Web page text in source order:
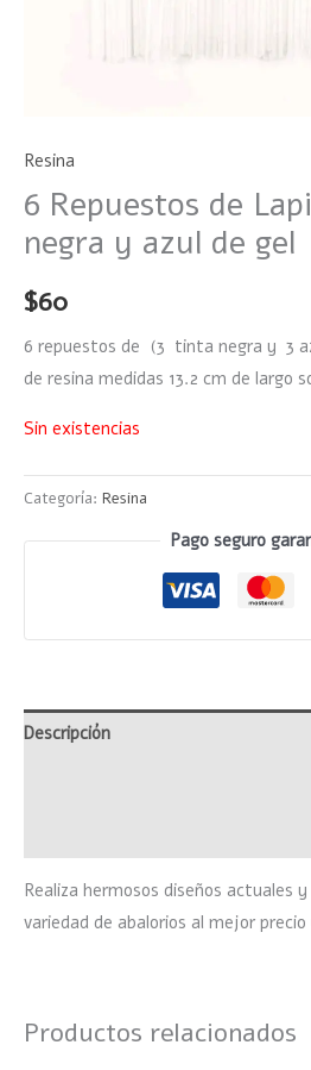
Resina
6 Repuestos de
negra y azul de gel
$60
6 repuestos de (3 tinta negra y 3
de resina medidas 13.2 cm de largo
Sin existencias
Categoría: Resina
Pago seguro
Descripción
Realiza hermosos diseños actuales
variedad de abalorios al mejor
Productos relacionados